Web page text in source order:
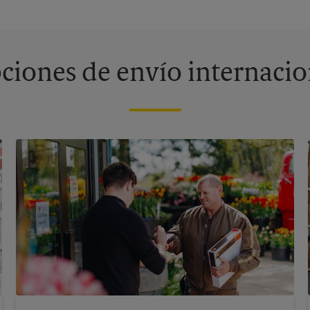
de envío